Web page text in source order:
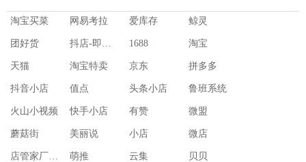
淘宝买菜
淘宝买菜 网易考拉 爱库存 鲸灵
团好货 抖店-即时零售 1688 淘宝
天猫 淘宝特卖 京东 拼多多
抖音小店 值点 头条小店 鲁班系统
火山小视频 快手小店 有赞 微盟
蘑菇街 美丽说 小店 微店
店管家厂商代发 萌推 云集 贝贝